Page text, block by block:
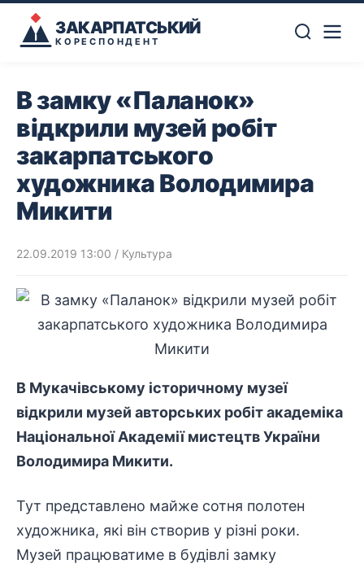
ЗАКАРПАТСЬКИЙ
КОРЕСПОНДЕНТ
В замку «Паланок»
відкрили музей робіт
закарпатського
художника Володимира
Микити
22.09.2019 13:00 / Культура
В Мукачівському історичному музеї
відкрили музей авторських робіт академіка
Національної Академії мистецтв України
Володимира Микити.
Тут представлено майже сотня полотен
художника, які він створив у різні роки.
Музей працюватиме в будівлі замку